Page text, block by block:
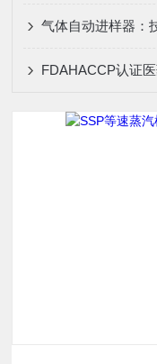
气体自动进样器：